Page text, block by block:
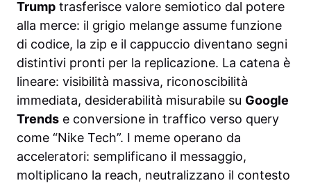
Trump trasferisce valore semiotico dal potere
alla merce: il grigio melange assume funzione
di codice, la zip e il cappuccio diventano segni
distintivi pronti per la replicazione. La catena è
lineare: visibilità massiva, riconoscibilità
immediata, desiderabilità misurabile su Google
Trends e conversione in traffico verso query
come “Nike Tech”. I meme operano da
acceleratori: semplificano il messaggio,
moltiplicano la reach, neutralizzano il contesto